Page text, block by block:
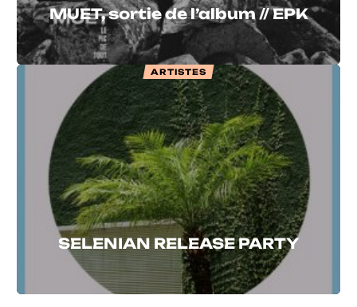
MUET, sortie de l’album // EPK
ARTISTES
SELENIAN RELEASE PARTY